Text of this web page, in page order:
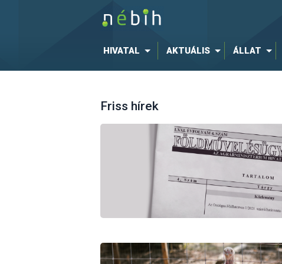
HIVATAL AKTUÁLIS ÁLLAT
Friss hírek